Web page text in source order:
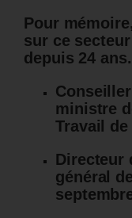
Pour
sur ce
depuis 24
ministre
Travail de
Directeur
général